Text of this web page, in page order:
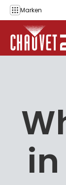
Zum Inhalt
Marken